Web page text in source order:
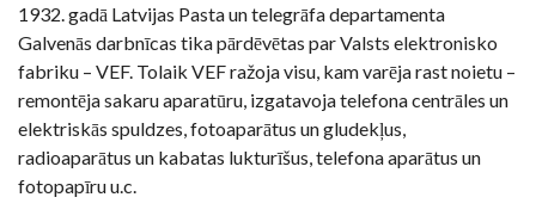
1932. gadā Latvijas Pasta un telegrāfa departamenta
Galvenās darbnīcas tika pārdēvētas par Valsts elektronisko
fabriku – VEF. Tolaik VEF ražoja visu, kam varēja rast noietu –
remontēja sakaru aparatūru, izgatavoja telefona centrāles un
elektriskās spuldzes, fotoaparātus un gludekļus,
radioaparātus un kabatas lukturīšus, telefona aparātus un
fotopapīru u.c.